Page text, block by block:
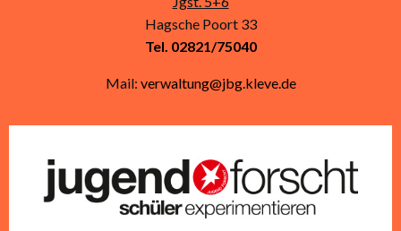
Hagsche Poort 33
Tel. 02821/75040
Mail: verwaltung@jbg.kleve.de